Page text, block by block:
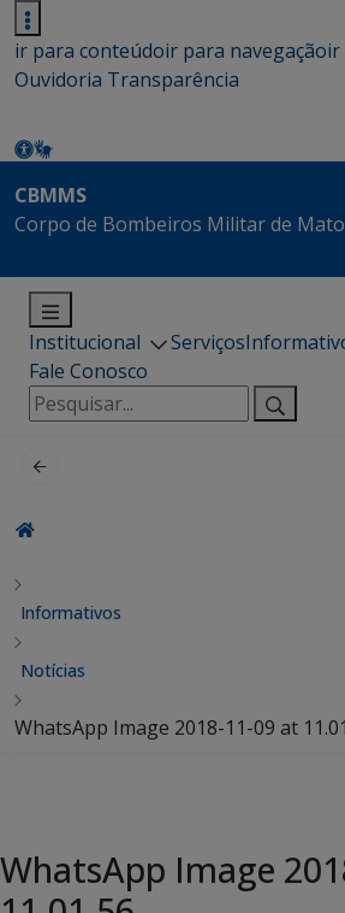
ir para conteúdoir para navegaçãoir
Ouvidoria Transparência
CBMMS
Corpo de Bombeiros Militar de
Institucional Serviços
Fale Conosco
Pesquisar
por:
Informativos
Notícias
WhatsApp Image 2018-11-09 at
WhatsApp Image